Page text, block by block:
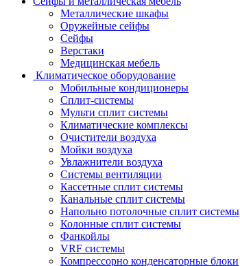
Металлические шкафы
Оружейные сейфы
Сейфы
Верстаки
Медицинская мебель
Климатическое оборудование
Мобильные кондиционеры
Сплит-системы
Мульти сплит системы
Климатические комплексы
Очистители воздуха
Мойки воздуха
Увлажнители воздуха
Системы вентиляции
Кассетные сплит системы
Канальные сплит системы
Напольно потолочные сплит системы
Колонные сплит системы
Фанкойлы
VRF системы
Компрессорно конденсаторные блоки